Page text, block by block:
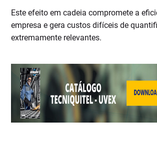
Este efeito em cadeia compromete a
empresa e gera custos difíceis de
extremamente relevantes.